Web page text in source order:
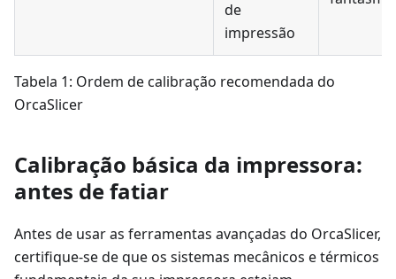
de
impressão
Tabela 1: Ordem de calibração recomendada do
OrcaSlicer
Calibração básica da impressora:
antes de fatiar
Antes de usar as ferramentas avançadas do OrcaSlicer,
certifique-se de que os sistemas mecânicos e térmicos